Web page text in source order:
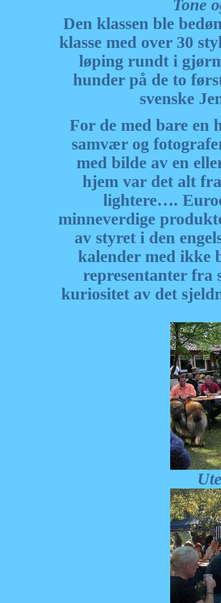
Tone
Den klassen ble
klasse med over 30
løping rundt i
hunder på de to
svenske
For de med bare en
samvær og
med bilde av en
hjem var det alt
lightere….
minneverdige
av styret i den
kalender med ikke
representanter
kuriositet av det